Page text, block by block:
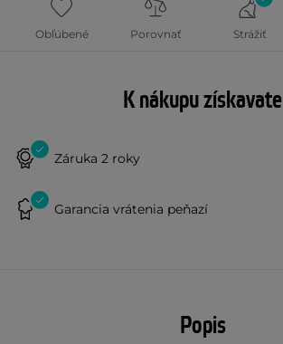
Obľúbené Porovnať Strážiť
K nákupu získavate
Záruka 2 roky
Garancia vrátenia peňazí
Popis